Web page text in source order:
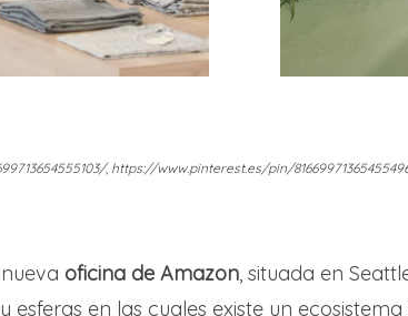
, https://www.pinterest.es/pin/
oficina de Amazon, situada en
en las cuales existe un